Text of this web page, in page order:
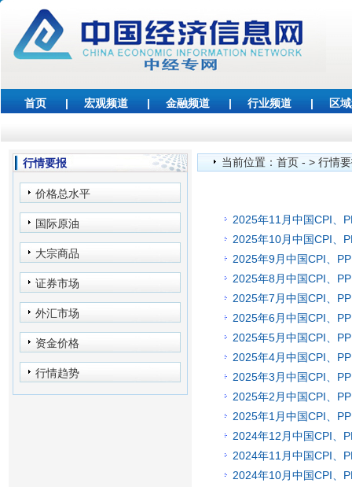
首页 | 宏观频道 | 金融频道 | 行业频道 | 区
行情要报
价格总水平
国际原油
大宗商品
证券市场
外汇市场
资金价格
行情趋势
当前位置： 首页 - > 行情
2025年11月中国CPI、
2025年10月中国CPI、
2025年9月中国CPI、
2025年8月中国CPI、
2025年7月中国CPI、
2025年6月中国CPI、
2025年5月中国CPI、
2025年4月中国CPI、
2025年3月中国CPI、
2025年2月中国CPI、
2025年1月中国CPI、
2024年12月中国CPI、
2024年11月中国CPI、
2024年10月中国CPI、